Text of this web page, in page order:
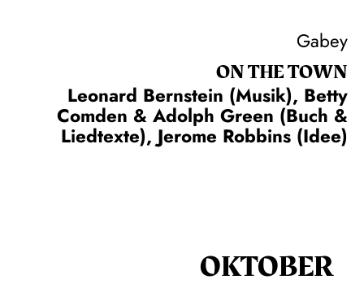
Gabey
ON THE TOWN
Leonard Bernstein (Musik), Betty
Comden & Adolph Green (Buch &
Liedtexte), Jerome Robbins (Idee)
OKTOBER